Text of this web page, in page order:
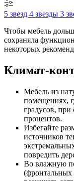
5 звезд 4 звезды 3
Чтобы мебель
сохраняла
некоторых
Климат-
Мебель из
помещениях,
градусов, при
процентов.
Избегайте
источников
повредить
Во влажную
(фронтальных